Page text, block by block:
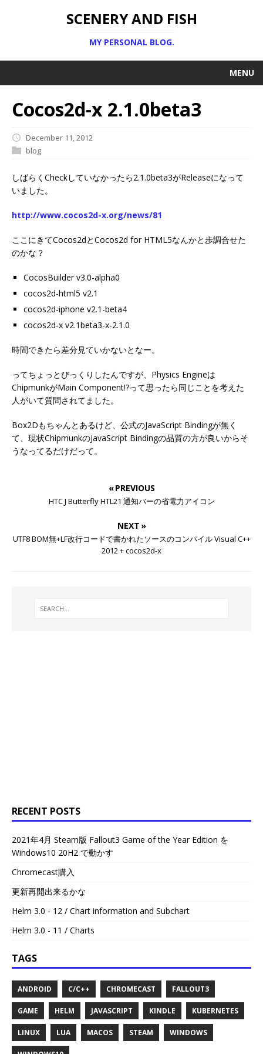
SCENERY AND FISH
MY PERSONAL BLOG.
MENU
Cocos2d-x 2.1.0beta3
December 11, 2012
blog
しばらくCheckしていなかったら2.1.0beta3がReleaseになって
いました。
http://www.cocos2d-x.org/news/81
ここにきてCocos2dとCocos2d for HTML5なんかと歩調合せた
のかな？
CocosBuilder v3.0-alpha0
cocos2d-html5 v2.1
cocos2d-iphone v2.1-beta4
cocos2d-x v2.1beta3-x-2.1.0
時間できたら差分見ていかないとなー。
ってちょっとびっくりしたんですが、Physics Engineは
ChipmunkがMain Component!?って思ったら同じことを考えた
人がいて質問されてました。
Box2Dもちゃんとあるけど、公式のJavaScript Bindingが無く
て、現状ChipmunkのJavaScript Bindingの品質の方が良いからそ
うなってるだけだって。
« PREVIOUS
HTC J Butterfly HTL21 通知バーの省電力アイコン
NEXT »
UTF8 BOM無+LF改行コードで書かれたソースのコンパイル Visual C++
2012 + cocos2d-x
RECENT POSTS
2021年4月 Steam版 Fallout3 Game of the Year Edition を
Windows10 20H2 で動かす
Chromecast購入
更新再開出来るかな
Helm 3.0 - 12 / Chart information and Subchart
Helm 3.0 - 11 / Charts
TAGS
ANDROID C/C++ CHROMECAST FALLOUT3
GAME HELM JAVASCRIPT KINDLE KUBERNETES
LINUX LUA MACOS STEAM WINDOWS